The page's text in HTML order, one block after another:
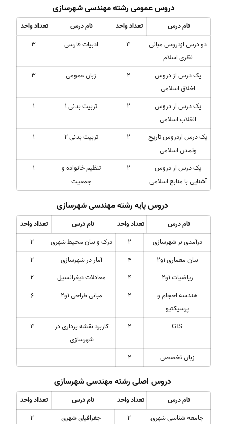
دروس عمومی رشته مهندسی شهرسازی
نام درس تعداد واحد نام درس
تعداد واحد
دو درس ازدروس مبانی
نظری اسلام
4 ادبیات فارسی 3
یک درس از دروس
اخلاق اسلامی
2 زبان عمومی 3
یک درس از دروس
انقلاب اسلامی
2 تربیت بدنی 1 1
یک درس ازدروس تاریخ
وتمدن اسلامی
2 تربیت بدنی 2 1
یک درس از دروس
آشنایی با منابع اسلامی
2
تنظیم خانواده و
جمعیت
1
دروس پایه رشته مهندسی شهرسازی
نام درس تعداد واحد نام درس
تعداد واحد
درآمدی بر شهرسازی
2 درک و بیان محیط شهری
2
بیان معماری 1و2
4 آمار در شهرسازی
2
ریاضیات 1و2
4 معادلات دیفرانسیل
2
هندسه احجام و
پرسپکتیو
2 مبانی طراحی 1و2 6
GIS
2
کاربرد نقشه برداری در
شهرسازی
4
زبان تخصصی 2
دروس اصلی رشته مهندسی شهرسازی
نام درس تعداد واحد نام درس
تعداد واحد
جامعه شناسی شهری
2 جغرافیای شهری
2